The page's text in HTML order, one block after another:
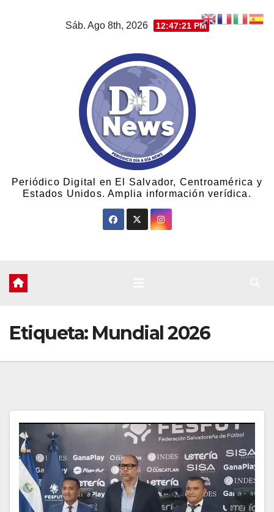
Sáb. Ago 8th, 2026 12:47:23 PM
Periódico Digital en El Salvador, Centroamérica y
Estados Unidos. Amplia información verídica.
Etiqueta: Mundial 2026